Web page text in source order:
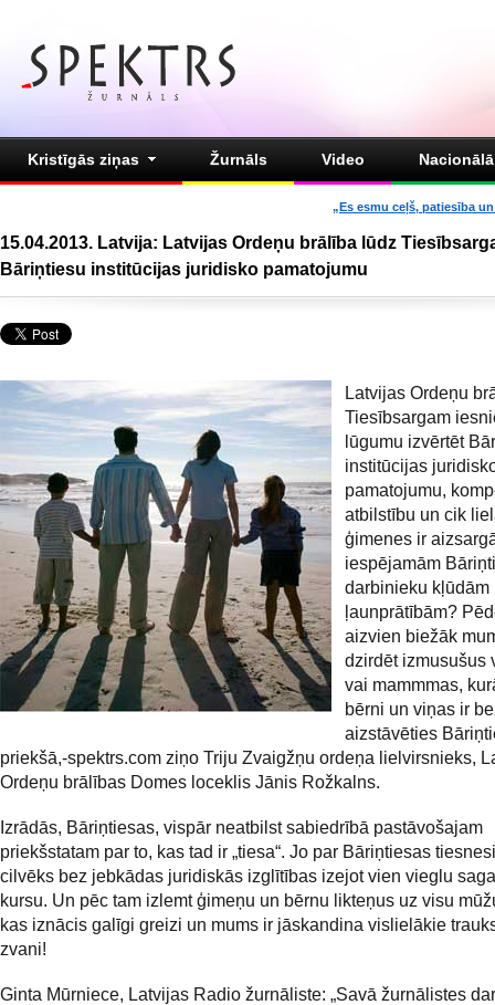
Kristīgās ziņas Žurnāls Video
„Es esmu ceļš, patiesība
15.04.2013. Latvija: Latvijas Ordeņu brālība lūdz
Bāriņtiesu institūcijas juridisko pamatojumu
Latvijas Ordeņu
Tiesībsargam
lūgumu izvērtēt
institūcijas
pamatojumu,
atbilstību un cik
ģimenes ir
iespējamām
darbinieku kļūdām
ļaunprātībām?
aizvien biežāk
dzirdēt izmusušus
vai mammmas,
bērni un viņas ir
aizstāvēties
priekšā,-spektrs.com ziņo Triju Zvaigžņu ordeņa lielvirsnieks,
Ordeņu brālības Domes loceklis Jānis Rožkalns.
Izrādās, Bāriņtiesas, vispār neatbilst sabiedrībā pastāvošajam
priekšstatam par to, kas tad ir „tiesa“. Jo par Bāriņtiesas
cilvēks bez jebkādas juridiskās izglītības izejot vien vieglu
kursu. Un pēc tam izlemt ģimeņu un bērnu likteņus uz visu
kas iznācis galīgi greizi un mums ir jāskandina vislielākie
zvani!
Ginta Mūrniece, Latvijas Radio žurnāliste: „Savā žurnālistes